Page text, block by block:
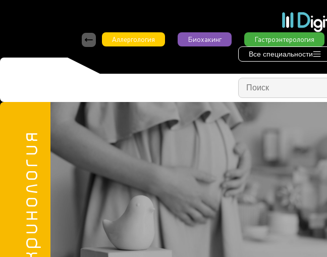
Аллергология
Биохакинг Гастроэнтерология
Все специальности
6/2025